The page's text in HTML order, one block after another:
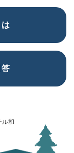
ル和